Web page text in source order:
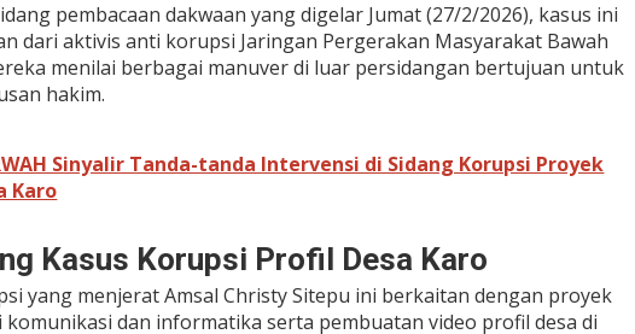
pembacaan dakwaan yang digelar Jumat (27/2/2026), kasus ini
dari aktivis anti korupsi Jaringan Pergerakan Masyarakat Bawah
menilai berbagai manuver di luar persidangan bertujuan untuk
hakim.
Sinyalir Tanda-tanda Intervensi di Sidang Korupsi Proyek
Karo
Kasus Korupsi Profil Desa Karo
yang menjerat Amsal Christy Sitepu ini berkaitan dengan proyek
komunikasi dan informatika serta pembuatan video profil desa di